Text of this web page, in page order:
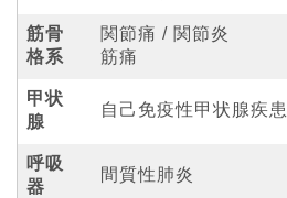
筋骨
格系
関節痛 / 関節炎
筋痛
甲状
腺
自己免疫性甲状腺疾患
呼吸
器
間質性肺炎